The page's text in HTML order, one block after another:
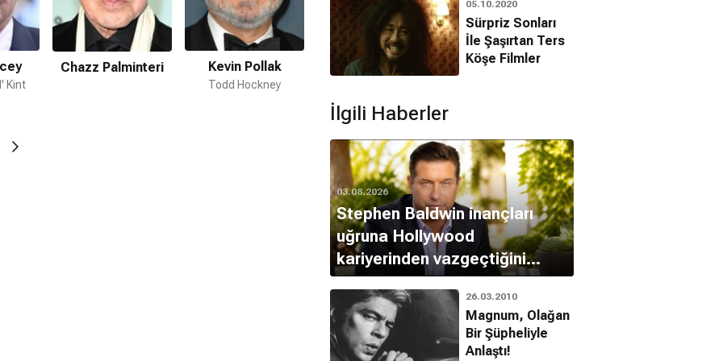
Kint
Chazz Palminteri Kevin Pollak
Todd Hockney
Benicio Del Toro Stephen Baldwin
05.10.2020
Sürpriz Sonları
İle Şaşırtan Ters
Köşe Filmler
İlgili Haberler
03.08.2026
Stephen Baldwin inançları
uğruna Hollywood
kariyerinden vazgeçtiğini
açıkladı
26.03.2010
Magnum, Olağan
Bir Şüpheliyle
Anlaştı!